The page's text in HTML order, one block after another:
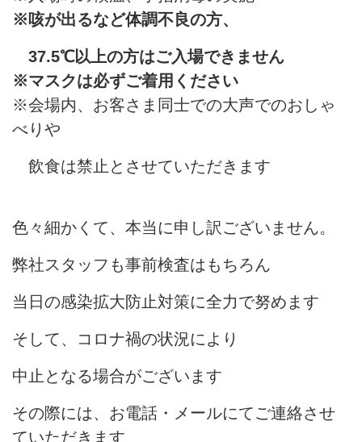
※咳が出るなど体調不良の方、
37.5℃以上の方はご入場できません
※マスクは必ずご着用ください
※会場内、お客さま同士での大声でのおしゃ
べりや
飲食は禁止とさせていただきます
色々細かくて、本当に申し訳ございません。
弊社スタッフも事前検査はもちろん
当日の感染拡大防止対策に全力で努めます
そして、コロナ禍の状況により
中止となる場合がございます
その際には、お電話・メールにてご連絡させ
ていただきます